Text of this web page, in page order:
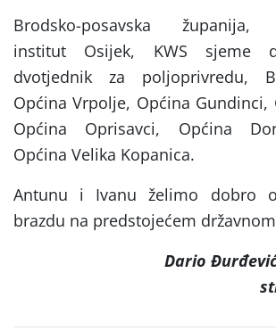
Brodsko-posavska županija,
institut Osijek, KWS sjeme
dvotjednik za poljoprivredu,
Općina Vrpolje, Općina Gundinci,
Općina Oprisavci, Općina
Općina Velika Kopanica.
Antunu i Ivanu želimo dobro
brazdu na predstojećem
Dario